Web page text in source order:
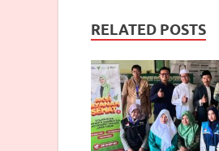
RELATED POSTS